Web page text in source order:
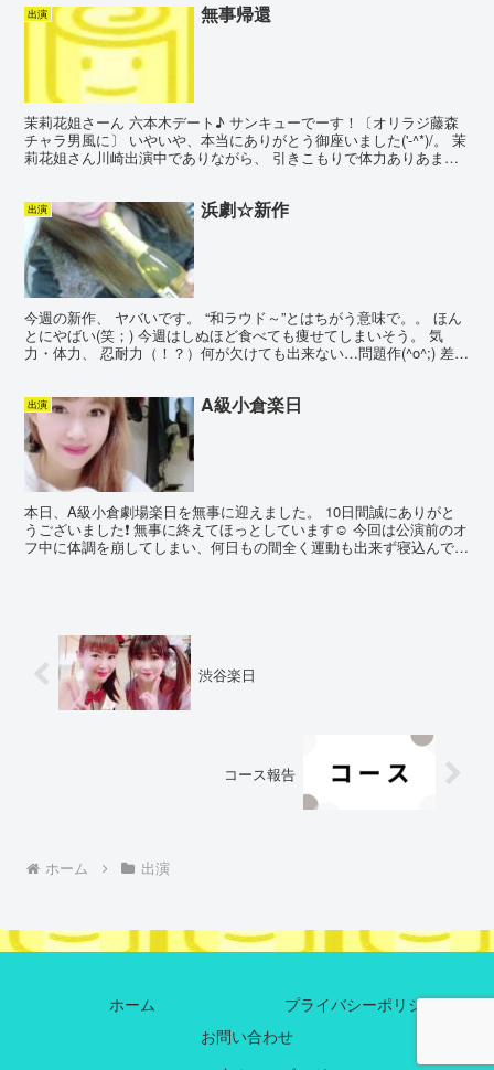
出演 無事帰還
茉莉花姐さーん 六本木デート♪ サンキューでーす！〔オリラジ藤森
チャラ男風に〕 いやいや、本当にありがとう御座いました('-^*)/。 茉
莉花姐さん川崎出演中でありながら、 引きこもりで体力ありあまる
出演 浜劇☆新作
今週の新作、 ヤバいです。 “和ラウド～”とはちがう意味で。。 ほん
とにやばい(笑；) 今週はしぬほど食べても痩せてしまいそう。 気
力・体力、 忍耐力（！？）何が欠けても出来ない…問題作(^o^;) 差し
出演 A級小倉楽日
本日、A級小倉劇場楽日を無事に迎えました。 10日間誠にありがと
うございました❗️ 無事に終えてほっとしています☺️ 今回は公演前のオ
フ中に体調を崩してしまい、何日もの間全く運動も出来ず寝込んでい
渋谷楽日
コース報告
ホーム 出演
ホーム
プライバシーポリシー
お問い合わせ